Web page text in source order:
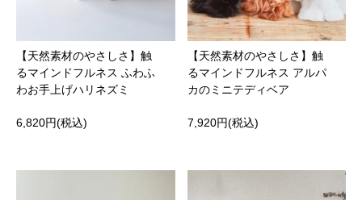
【天然素材のやさしさ】触
るマインドフルネス ふわふ
わお手上げハリネズミ
6,820円(税込)
【天然素材のやさしさ】触
るマインドフルネス アルパ
カのミニテディベア
7,920円(税込)